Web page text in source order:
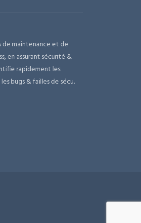
de maintenance et de
en assurant sécurité &
rapidement les
bugs & failles de sécu.